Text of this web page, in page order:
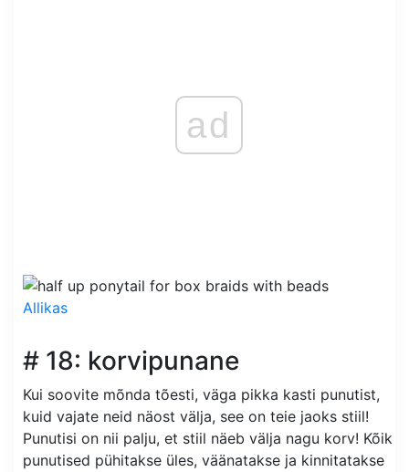
ad
Allikas
# 18: korvipunane
Kui soovite mõnda tõesti, väga pikka kasti punutist,
kuid vajate neid näost välja, see on teie jaoks stiil!
Punutisi on nii palju, et stiil näeb välja nagu korv! Kõik
punutised pühitakse üles, väänatakse ja kinnitatakse